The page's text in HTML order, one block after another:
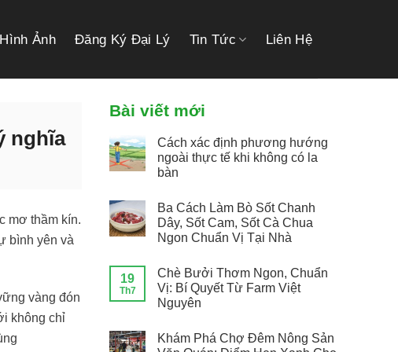
Hình Ảnh Đăng Ký Đại Lý Tin Tức Liên Hệ
nghĩa
mơ thầm kín.
bình yên và
vàng đón
không chỉ
Bài viết mới
Cách xác định phương hướng
ngoài thực tế khi không có la
bàn
Ba Cách Làm Bò Sốt Chanh
Dây, Sốt Cam, Sốt Cà Chua
Ngon Chuẩn Vị Tại Nhà
19
Th7
Chè Bưởi Thơm Ngon, Chuẩn
Vị: Bí Quyết Từ Farm Việt
Nguyên
Khám Phá Chợ Đêm Nông Sản